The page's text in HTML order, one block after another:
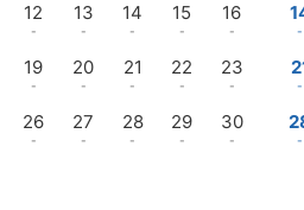
12
-
13
-
14
-
15
-
16
-
19
-
20
-
21
-
22
-
23
-
26
-
27
-
28
-
29
-
30
-
-
-
-